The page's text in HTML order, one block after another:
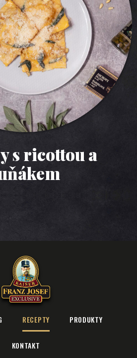
s ricottou a
RECEPTY PRODUKTY
KONTAKT